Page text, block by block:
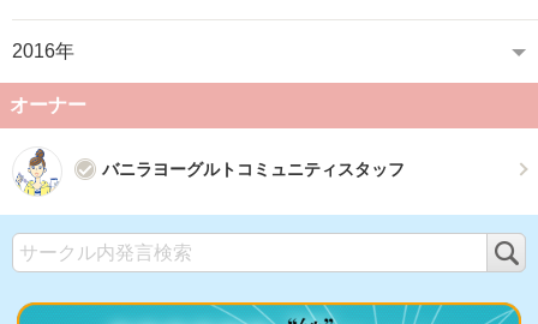
2016年
オーナー
バニラヨーグルトコミュニティスタッフ